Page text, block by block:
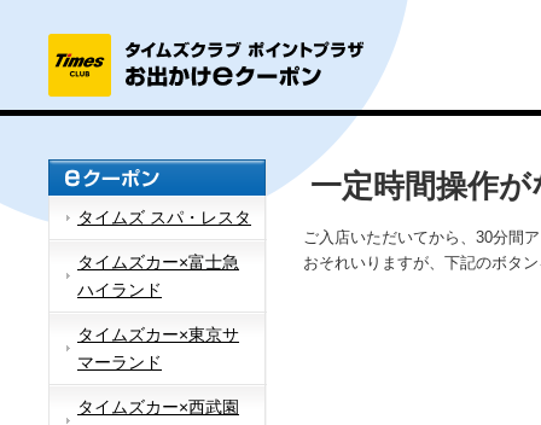
タイムズ スパ・レスタ
タイムズカー×富士急
ハイランド
タイムズカー×東京サ
マーランド
タイムズカー×西武園
一定時間操作
ご入店いただいてから、30分間
おそれいりますが、下記のボタ